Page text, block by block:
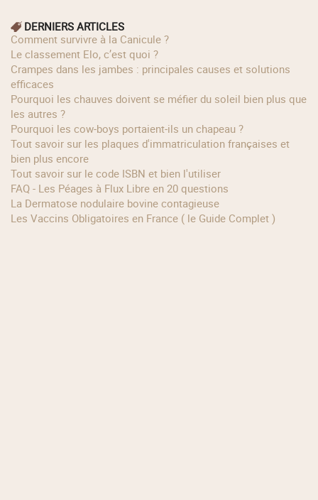
DERNIERS ARTICLES
Comment survivre à la Canicule ?
Le classement Elo, c’est quoi ?
Crampes dans les jambes : principales causes et solutions
efficaces
Pourquoi les chauves doivent se méfier du soleil bien plus que
les autres ?
Pourquoi les cow‑boys portaient‑ils un chapeau ?
Tout savoir sur les plaques d'immatriculation françaises et
bien plus encore
Tout savoir sur le code ISBN et bien l'utiliser
FAQ - Les Péages à Flux Libre en 20 questions
La Dermatose nodulaire bovine contagieuse
Les Vaccins Obligatoires en France ( le Guide Complet )